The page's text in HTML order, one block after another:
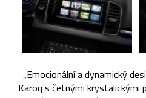
„Emocionální a dynamický
Karoq s četnými krystalickými